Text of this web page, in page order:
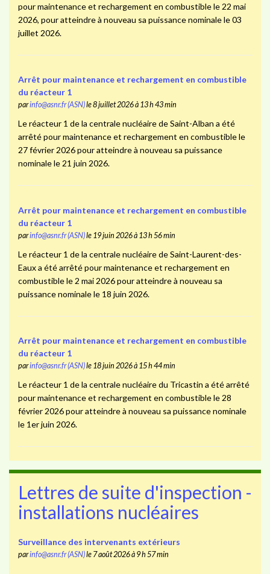
pour maintenance et rechargement en combustible le 22 mai
2026, pour atteindre à nouveau sa puissance nominale le 03
juillet 2026.
Arrêt pour maintenance et rechargement en combustible
du réacteur 1
parinfo@asnr.fr (ASN)le 8 juillet 2026 à 13 h 43 min
Le réacteur 1 de la centrale nucléaire de Saint-Alban a été
arrêté pour maintenance et rechargement en combustible le
27 février 2026 pour atteindre à nouveau sa puissance
nominale le 21 juin 2026.
Arrêt pour maintenance et rechargement en combustible
du réacteur 1
parinfo@asnr.fr (ASN)le 19 juin 2026 à 13 h 56 min
Le réacteur 1 de la centrale nucléaire de Saint-Laurent-des-
Eaux a été arrêté pour maintenance et rechargement en
combustible le 2 mai 2026 pour atteindre à nouveau sa
puissance nominale le 18 juin 2026.
Arrêt pour maintenance et rechargement en combustible
du réacteur 1
parinfo@asnr.fr (ASN)le 18 juin 2026 à 15 h 44 min
Le réacteur 1 de la centrale nucléaire du Tricastin a été arrêté
pour maintenance et rechargement en combustible le 28
février 2026 pour atteindre à nouveau sa puissance nominale
le 1er juin 2026.
Lettres de suite d'inspection -
installations nucléaires
Surveillance des intervenants extérieurs
parinfo@asnr.fr (ASN)le 7 août 2026 à 9 h 57 min